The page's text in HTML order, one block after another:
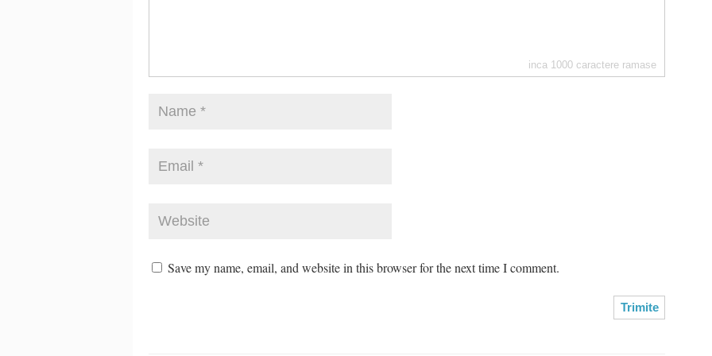
inca 1000 caractere ramase
Save my name, email, and website in this browser for the next time I comment.